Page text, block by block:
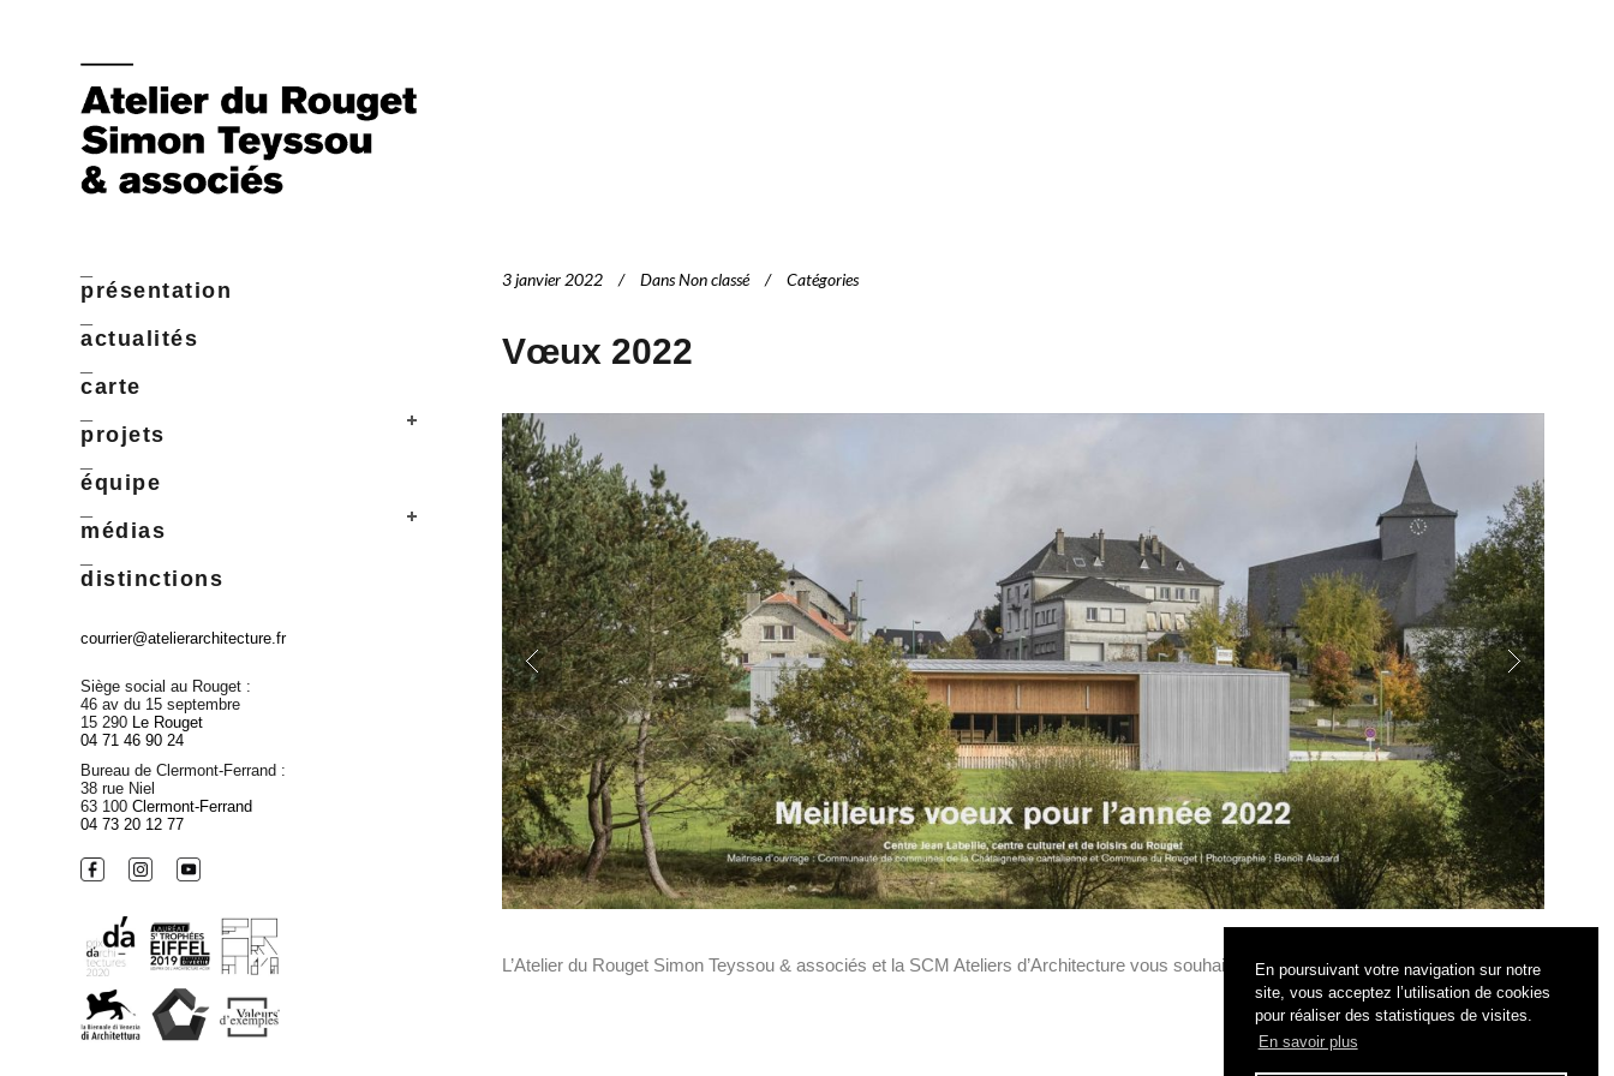
En poursuivant votre navigation sur notre
site, vous acceptez l’utilisation de cookies
pour réaliser des statistiques de visites.
En savoir plus
présentation
actualités
carte
projets
équipe
médias
distinctions
courrier@atelierarchitecture.fr
Siège social au Rouget :
46 av du 15 septembre
15 290 Le Rouget
04 71 46 90 24
Bureau de Clermont-Ferrand :
38 rue Niel
63 100Clermont-Ferrand
04 73 20 12 77
3 janvier 2022 DansNon classé Catégories
Vœux 2022
L’Atelier du Rouget Simon Teyssou & associés et la SCM Ateliers d’Architecture vous souhaitent leurs meilleurs vœux pour 2022